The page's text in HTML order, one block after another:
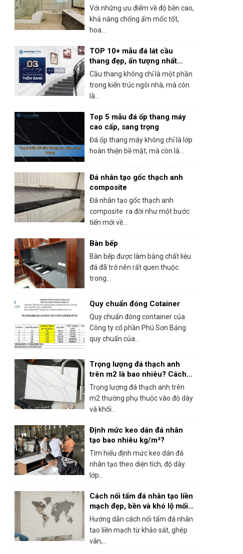
tế
Với những ưu điểm về độ bền cao,
khả năng chống ẩm mốc tốt,
hoa...
TOP 10+ mẫu đá lát cầu
thang đẹp, ấn tượng nhất
2025
Cầu thang không chỉ là một phần
trong kiến trúc ngôi nhà, mà còn
là...
Top 5 mẫu đá ốp thang máy
cao cấp, sang trọng
Đá ốp thang máy không chỉ là lớp
hoàn thiện bề mặt, mà còn là...
Đá nhân tạo gốc thạch anh
composite
Đá nhân tạo gốc thạch anh
composite ra đời như một bước
tiến mới về...
Bàn bếp
Bàn bếp được làm bằng chất liệu
đá đã trở nên rất quen thuộc
trong...
Quy chuẩn đóng Cotainer
Quy chuẩn đóng container của
Công ty cổ phần Phú Sơn Bảng
quy chuẩn của...
Trọng lượng đá thạch anh
trên m2 là bao nhiêu? Cách
tính theo độ dày
Trọng lượng đá thạch anh trên
m2 thường phụ thuộc vào độ dày
và khối...
Định mức keo dán đá nhân
tạo bao nhiêu kg/m²?
Tìm hiểu định mức keo dán đá
nhân tạo theo diện tích, độ dày
lớp...
Cách nối tấm đá nhân tạo liền
mạch đẹp, bền và khó lộ mối
ghép
Hướng dẫn cách nối tấm đá nhân
tạo liền mạch từ khảo sát, ghép
vân,...